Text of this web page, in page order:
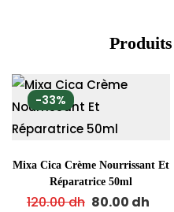
Produits
-33%
Mixa Cica Crème Nourrissant Et
Réparatrice 50ml
120.00dh 80.00 dh